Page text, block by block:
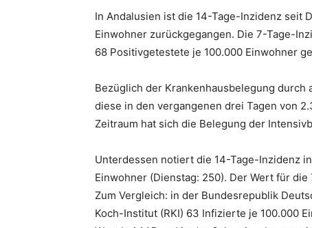
In Andalusien ist die 14-Tage-Inzidenz seit
Einwohner zurückgegangen. Die 7-Tage-
68 Positivgetestete je 100.000 Einwohner
Bezüglich der Krankenhausbelegung
diese in den vergangenen drei Tagen von
Zeitraum hat sich die Belegung der
Unterdessen notiert die 14-Tage-Inzidenz
Einwohner (Dienstag: 250). Der Wert für
Zum Vergleich: in der Bundesrepublik
Koch-Institut (RKI) 63 Infizierte je 100.000